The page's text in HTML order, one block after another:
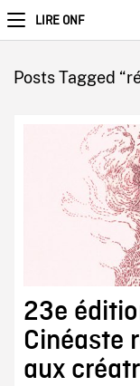
LIRE ONF
Posts Tagged
23e
Cinéaste
aux